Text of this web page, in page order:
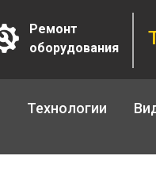
Ремонт
оборудования
Технологии